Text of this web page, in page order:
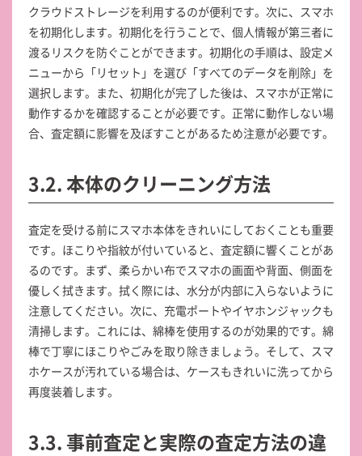
クラウドストレージを利用するのが便利です。次に、スマホ
を初期化します。初期化を行うことで、個人情報が第三者に
渡るリスクを防ぐことができます。初期化の手順は、設定メ
ニューから「リセット」を選び「すべてのデータを削除」を
選択します。また、初期化が完了した後は、スマホが正常に
動作するかを確認することが必要です。正常に動作しない場
合、査定額に影響を及ぼすことがあるため注意が必要です。
3.2. 本体のクリーニング方法
査定を受ける前にスマホ本体をきれいにしておくことも重要
です。ほこりや指紋が付いていると、査定額に響くことがあ
るのです。まず、柔らかい布でスマホの画面や背面、側面を
優しく拭きます。拭く際には、水分が内部に入らないように
注意してください。次に、充電ポートやイヤホンジャックも
清掃します。これには、綿棒を使用するのが効果的です。綿
棒で丁寧にほこりやごみを取り除きましょう。そして、スマ
ホケースが汚れている場合は、ケースもきれいに洗ってから
再度装着します。
3.3. 事前査定と実際の査定方法の違